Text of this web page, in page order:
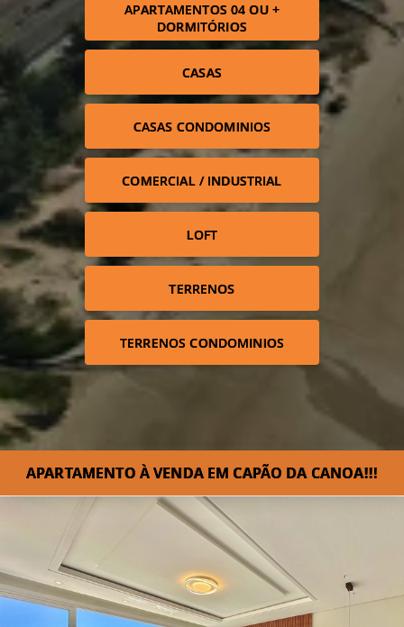
APARTAMENTOS 04 OU +
DORMITÓRIOS
CASAS
CASAS CONDOMINIOS
COMERCIAL / INDUSTRIAL
LOFT
TERRENOS
TERRENOS CONDOMINIOS
APARTAMENTO À VENDA EM CAPÃO DA CANOA!!!